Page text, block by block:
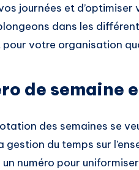
journées et
dans les
votre organisation
de semaine
des semaines se
gestion du temps sur
numéro pour